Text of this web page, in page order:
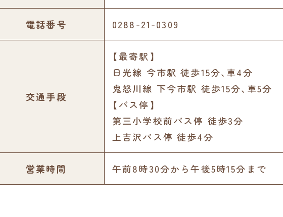
電話番号 0288-21-0309
交通手段
【最寄駅】
日光線 今市駅 徒歩15分､車4分
鬼怒川線 下今市駅 徒歩15分､車5分
【バス停】
第三小学校前バス停 徒歩3分
上吉沢バス停 徒歩4分
営業時間 午前8時30分から午後5時15分まで